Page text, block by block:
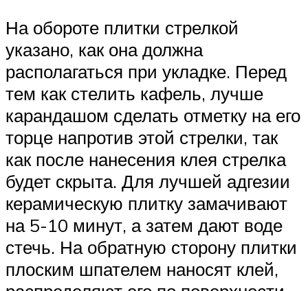
На обороте плитки стрелкой
указано, как она должна
располагаться при укладке. Перед
тем как стелить кафель, лучше
карандашом сделать отметку на его
торце напротив этой стрелки, так
как после нанесения клея стрелка
будет скрыта. Для лучшей адгезии
керамическую плитку замачивают
на 5-10 минут, а затем дают воде
стечь. На обратную сторону плитки
плоским шпателем наносят клей,